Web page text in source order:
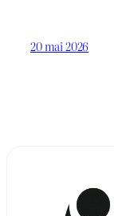
20 mai 2026